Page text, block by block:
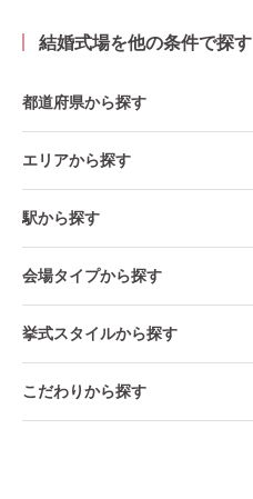
結婚式場を他の条件で探す
都道府県から探す
エリアから探す
駅から探す
会場タイプから探す
挙式スタイルから探す
こだわりから探す